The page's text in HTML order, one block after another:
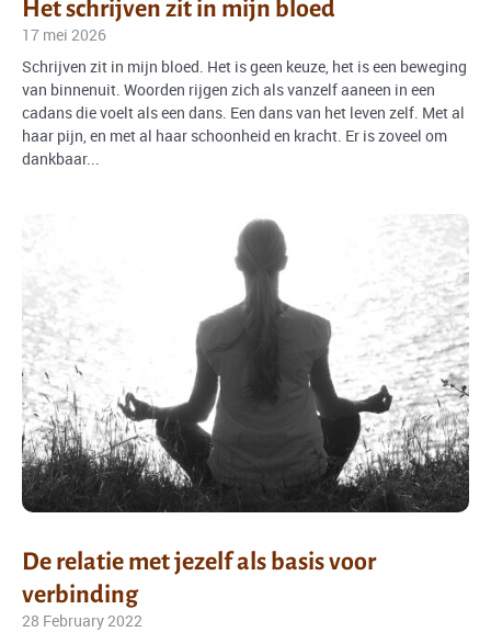
Het schrijven zit in mijn bloed
17 mei 2026
Schrijven zit in mijn bloed. Het is geen keuze, het is een beweging
van binnenuit. Woorden rijgen zich als vanzelf aaneen in een
cadans die voelt als een dans. Een dans van het leven zelf. Met al
haar pijn, en met al haar schoonheid en kracht. Er is zoveel om
dankbaar...
De relatie met jezelf als basis voor
verbinding
28 February 2022